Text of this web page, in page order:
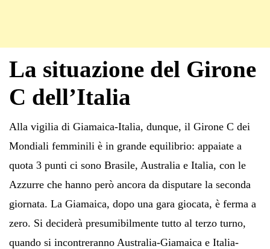
La situazione del Girone
C dell’Italia
Alla vigilia di Giamaica-Italia, dunque, il Girone C dei
Mondiali femminili è in grande equilibrio: appaiate a
quota 3 punti ci sono Brasile, Australia e Italia, con le
Azzurre che hanno però ancora da disputare la seconda
giornata. La Giamaica, dopo una gara giocata, è ferma a
zero. Si deciderà presumibilmente tutto al terzo turno,
quando si incontreranno Australia-Giamaica e Italia-